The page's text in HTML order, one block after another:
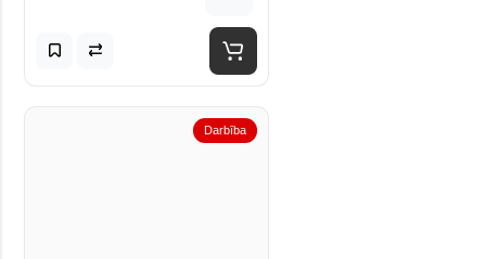
Darbība